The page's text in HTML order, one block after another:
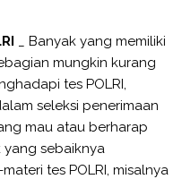
_ Banyak yang memiliki
mungkin kurang
tes POLRI,
seleksi penerimaan
mau atau berharap
yang sebaiknya
tes POLRI, misalnya